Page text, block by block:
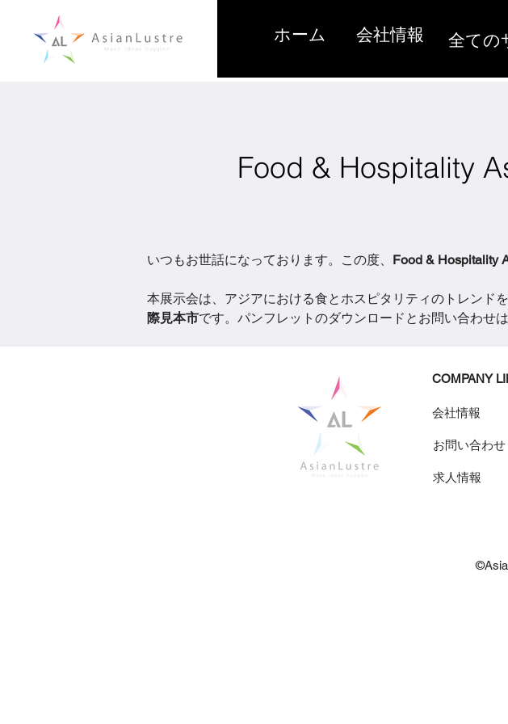
ホーム 全ての
会社情報
Food & Hospitality
いつもお世話になっております。この度、 Food & Hospitality
本展示会は、アジアにおける食とホスピタリティのトレンド
際見本市です。パンフレットのダウンロードとお問い合わせは
​COMPANY
会社情報
お問い合わせ
求人情報